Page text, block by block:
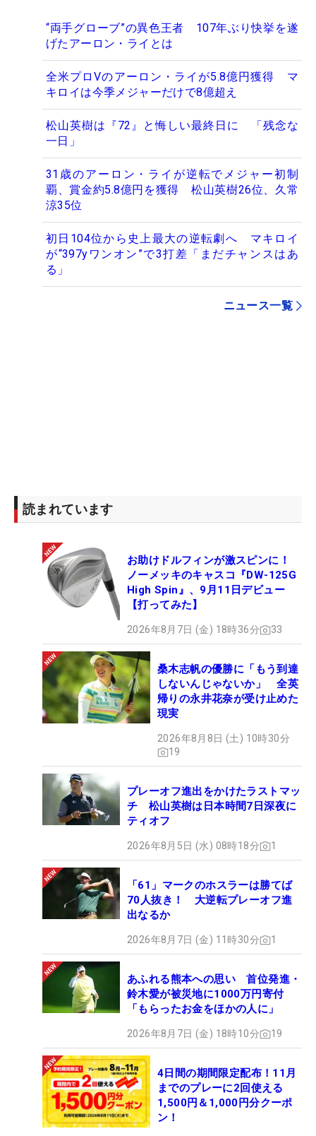
“両手グローブ”の異色王者 107年ぶり快挙を遂
げたアーロン・ライとは
全米プロVのアーロン・ライが5.8億円獲得 マ
キロイは今季メジャーだけで8億超え
松山英樹は『72』と悔しい最終日に 「残念な
一日」
31歳のアーロン・ライが逆転でメジャー初制
覇、賞金約5.8億円を獲得 松山英樹26位、久常
涼35位
初日104位から史上最大の逆転劇へ マキロイ
が“397yワンオン”で3打差「まだチャンスはあ
る」
ニュース一覧
読まれています
お助けドルフィンが激スピンに！
ノーメッキのキャスコ『DW-125G
High Spin』、9月11日デビュー
【打ってみた】
2026年8月7日 (金) 18時36分 33
桑木志帆の優勝に「もう到達
しないんじゃないか」 全英
帰りの永井花奈が受け止めた
現実
2026年8月8日 (土) 10時30分
19
プレーオフ進出をかけたラストマッ
チ 松山英樹は日本時間7日深夜に
ティオフ
2026年8月5日 (水) 08時18分 1
「61」マークのホスラーは勝てば
70人抜き！ 大逆転プレーオフ進
出なるか
2026年8月7日 (金) 11時30分 1
あふれる熊本への思い 首位発進・
鈴木愛が被災地に1000万円寄付
「もらったお金をほかの人に」
2026年8月7日 (金) 18時10分 19
4日間の期間限定配布！11月
までのプレーに2回使える
1,500円＆1,000円分クーポ
ン！